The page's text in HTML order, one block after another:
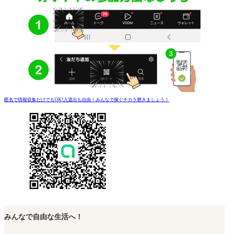
匿名で情報収集だけでもOK!入退出も自由！みんなで稼ぐチカラ磨きましょう！
みんなで自由な生活へ！